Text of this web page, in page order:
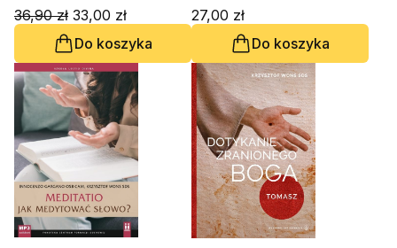
36,90 zł 33,00 zł
Do koszyka
27,00 zł
Do koszyka